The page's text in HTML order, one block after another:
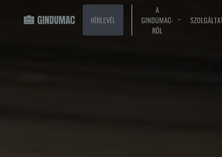
HÍRLEVÉL
A
GINDUMAC-
RÓL